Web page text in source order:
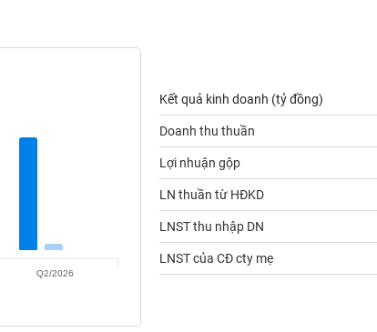
Q2/2026
Kết quả kinh doanh (tỷ đồng)
Doanh thu thuần
Lợi nhuận gộp
LN thuần từ HĐKD
LNST thu nhập DN
LNST của CĐ cty mẹ